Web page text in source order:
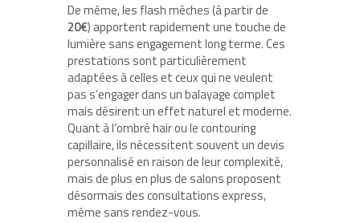
De même, les flash mèches (à partir de
20€) apportent rapidement une touche de
lumière sans engagement long terme. Ces
prestations sont particulièrement
adaptées à celles et ceux qui ne veulent
pas s’engager dans un balayage complet
mais désirent un effet naturel et moderne.
Quant à l’ombré hair ou le contouring
capillaire, ils nécessitent souvent un devis
personnalisé en raison de leur complexité,
mais de plus en plus de salons proposent
désormais des consultations express,
même sans rendez-vous.